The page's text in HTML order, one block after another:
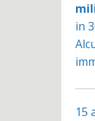
in
15